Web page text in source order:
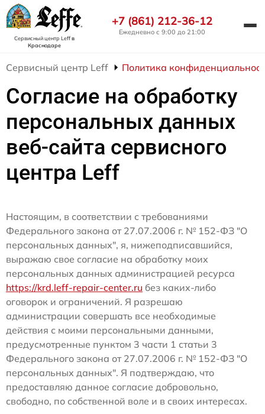
Сервисный центр Leffв
Краснодаре
+7 (861) 212-36-12
Ежедневно с 9:00 до 21:00
Сервисный центр Leff Политика
Согласие на обработку
персональных данных
веб-сайта сервисного
центра Leff
Настоящим, в соответствии с требованиями
Федерального закона от 27.07.2006 г. № 152-ФЗ "О
персональных данных", я, нижеподписавшийся,
выражаю свое согласие на обработку моих
персональных данных администрацией ресурса
https://krd.leff-repair-center.ru без каких-либо
оговорок и ограничений. Я разрешаю
администрации совершать все необходимые
действия с моими персональными данными,
предусмотренные пунктом 3 части 1 статьи 3
Федерального закона от 27.07.2006 г. № 152-ФЗ "О
персональных данных". Я подтверждаю, что
предоставляю данное согласие добровольно,
свободно, по собственной воле и в своих интересах.